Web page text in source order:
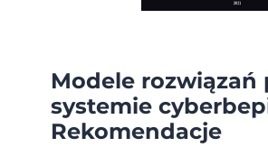
Modele
systemie
Rekomendacje